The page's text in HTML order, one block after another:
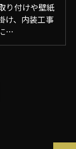
り付けや壁紙
け、内装工事
…